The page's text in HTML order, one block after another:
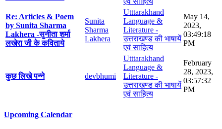
Re: Articles & Poem
by Sunita Sharma
Lakhera -सुनीता शर्मा
लखेरा जी के कविताये
Sunita
Sharma
Lakhera
Utttarakhand
Language &
Literature -
उत्तराखण्ड की भाषायें
एवं साहित्य
May 14,
2023,
03:49:18
PM
कुछ लिखे पन्ने devbhumi
Utttarakhand
Language &
Literature -
उत्तराखण्ड की भाषायें
एवं साहित्य
February
28, 2023,
03:57:32
PM
Upcoming Calendar